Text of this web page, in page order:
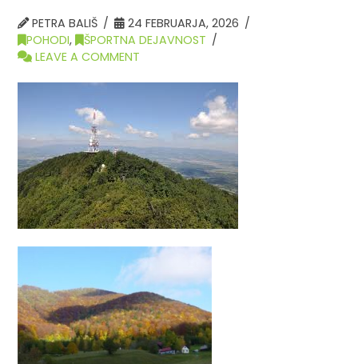
PETRA BALIŠ
24 FEBRUARJA, 2026
POHODI, ŠPORTNA DEJAVNOST
LEAVE A COMMENT